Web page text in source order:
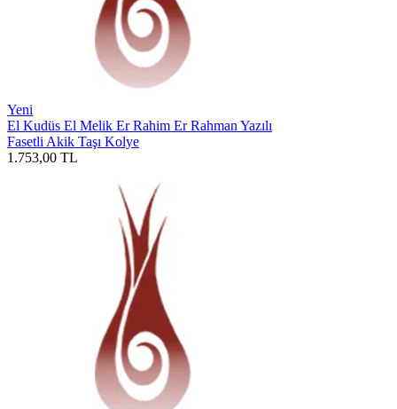
Yeni
El Kudüs El Melik Er Rahim Er Rahman Yazılı
Fasetli Akik Taşı Kolye
1.753,00 TL